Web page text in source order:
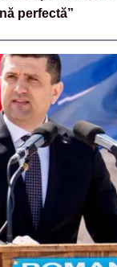
perfectă”